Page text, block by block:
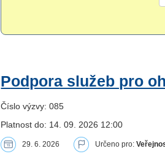
Podpora služeb pro
Číslo výzvy: 085
Platnost do: 14. 09. 2026 12:00
29. 6. 2026 Určeno pro: